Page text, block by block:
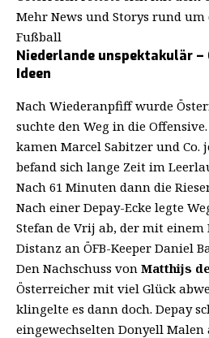
Mehr News und Storys rund
Fußball
Niederlande unspektakulär –
Ideen
Nach Wiederanpfiff wurde
suchte den Weg in die
kamen Marcel Sabitzer und Co.
befand sich lange Zeit im
Nach 61 Minuten dann die
Nach einer Depay-Ecke legte
Stefan de Vrij ab, der mit
Distanz an ÖFB-Keeper Daniel
Den Nachschuss von Matthijs
Österreicher mit viel Glück
klingelte es dann doch. Depay
eingewechselten Donyell Malen